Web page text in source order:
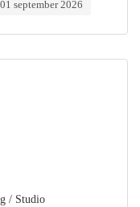
september 2026
/ Studio